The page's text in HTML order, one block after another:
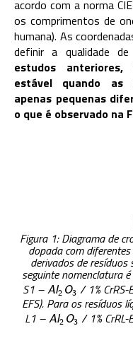
acordo com a norma
os comprimentos de
humana). As
definir a qualidade
estudos
estável quando as
apenas pequenas
o que é observado na
Figura 1: Diagrama de
dopada com
derivados de resíduos
seguinte nomenclatura
S1 –Al2 O3
Al2O3 / 1%
EFS). Para os resíduos
L1 –Al2 O3
Al2O3 / 1%